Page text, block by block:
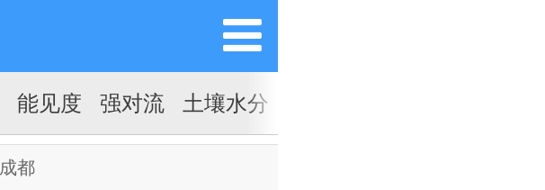
能见度 强对流 土壤水分
成都